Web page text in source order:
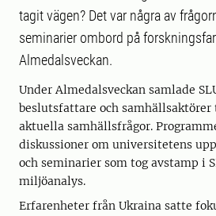
tagit vägen? Det var några av
seminarier ombord på
Almedalsveckan.
Under Almedalsveckan samlade
beslutsfattare och
aktuella samhällsfrågor.
diskussioner om universitetens
och seminarier som tog avstamp i
miljöanalys.
Erfarenheter från Ukraina satte